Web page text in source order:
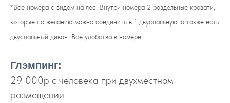
*Все номера с видом на лес. Внутри номера 2 раздельные кровати,
которые по желанию можно соединить в 1 двуспальную, а также есть
двуспальный диван. Все удобства в номере
Глэмпинг:
29 000р с человека при двухместном
размещении